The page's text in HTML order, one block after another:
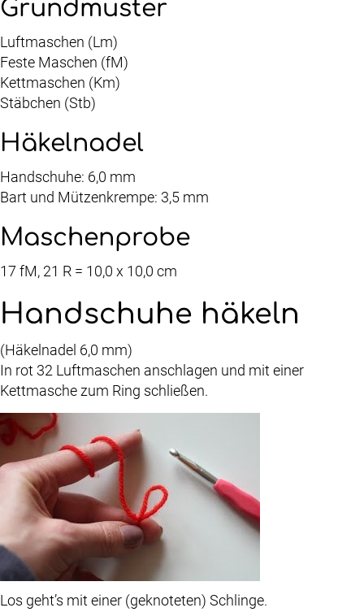
Grundmuster
Luftmaschen (Lm)
Feste Maschen (fM)
Kettmaschen (Km)
Stäbchen (Stb)
Häkelnadel
Handschuhe: 6,0 mm
Bart und Mützenkrempe: 3,5 mm
Maschenprobe
17 fM, 21 R = 10,0 x 10,0 cm
Handschuhe häkeln
(Häkelnadel 6,0 mm)
In rot 32 Luftmaschen anschlagen und mit einer
Kettmasche zum Ring schließen.
Los geht’s mit einer (geknoteten) Schlinge.